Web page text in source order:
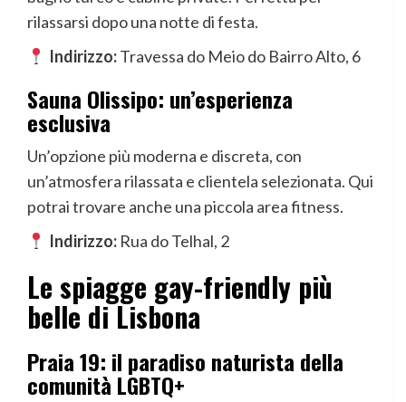
rilassarsi dopo una notte di festa.
Indirizzo:Travessa do Meio do Bairro Alto, 6
Sauna Olissipo: un’esperienza
esclusiva
Un’opzione più moderna e discreta, con
un’atmosfera rilassata e clientela selezionata. Qui
potrai trovare anche una piccola area fitness.
Indirizzo:Rua do Telhal, 2
Le spiagge gay-friendly più
belle di Lisbona
Praia 19: il paradiso naturista della
comunità LGBTQ+